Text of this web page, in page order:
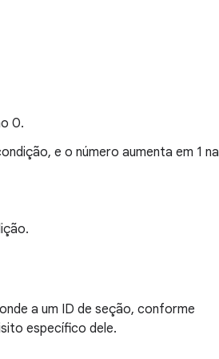
0.
e o número aumenta em 1 na
a um ID de seção, conforme
específico dele.